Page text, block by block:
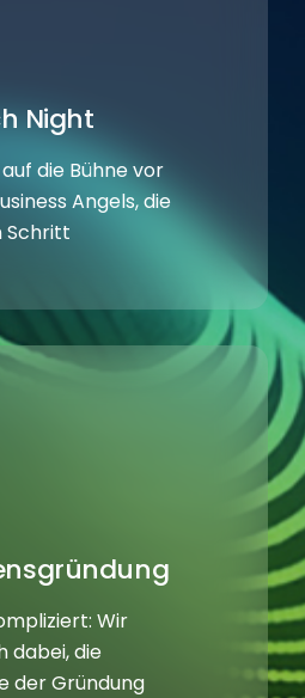
Night
die Bühne vor
Angels, die
Schritt
Wir
dabei, die
der Gründung